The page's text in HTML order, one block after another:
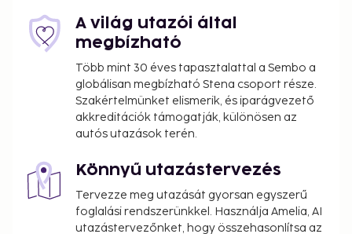
A világ utazói által
megbízható
Több mint 30 éves tapasztalattal a Sembo a
globálisan megbízható Stena csoport része.
Szakértelmünket elismerik, és iparágvezető
akkreditációk támogatják, különösen az
autós utazások terén.
Könnyű utazástervezés
Tervezze meg utazását gyorsan egyszerű
foglalási rendszerünkkel. Használja Amelia, AI
utazástervezőnket, hogy összehasonlítsa az